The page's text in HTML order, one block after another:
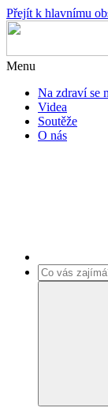
Přejít k hlavnímu
Menu
Na zdraví se
Videa
Soutěže
O nás